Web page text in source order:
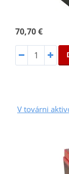
70,70 €
V továrni